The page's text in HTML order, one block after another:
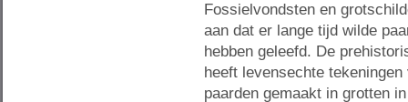
Fossielvondsten en
aan dat er lange tijd wilde
hebben geleefd. De
heeft levensechte tekeningen
paarden gemaakt in grotten